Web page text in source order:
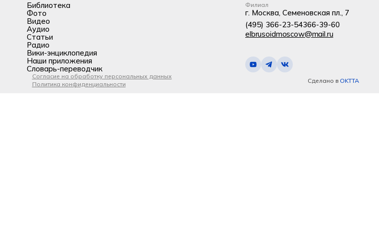
Библиотека
Фото
Видео
Аудио
Статьи
Радио
Вики-энциклопедия
Наши приложения
Словарь-переводчик
Филиал
г. Москва, Семеновская пл., 7
(495) 366-23-54366-39-60
elbrusoidmoscow@mail.ru
Согласие на обработку персональных данных
Политика конфиденциальности
Сделано в OKTTA